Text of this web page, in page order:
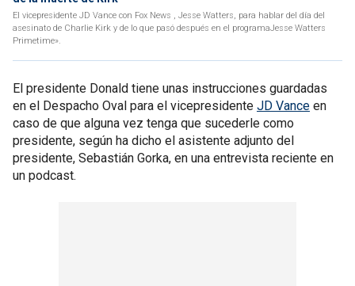
El vicepresidente JD Vance con Fox News , Jesse Watters, para hablar del día del
asesinato de Charlie Kirk y de lo que pasó después en el programaJesse Watters
Primetime».
El presidente Donald tiene unas instrucciones guardadas
en el Despacho Oval para el vicepresidente JD Vance en
caso de que alguna vez tenga que sucederle como
presidente, según ha dicho el asistente adjunto del
presidente, Sebastián Gorka, en una entrevista reciente en
un podcast.